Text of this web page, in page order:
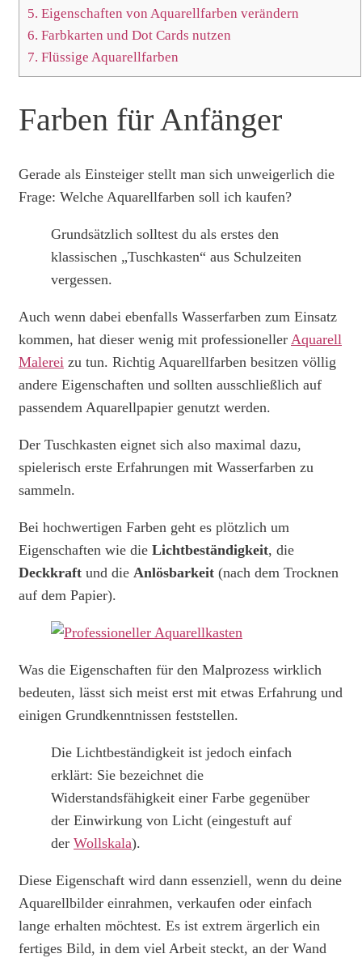
5. Eigenschaften von Aquarellfarben verändern
6. Farbkarten und Dot Cards nutzen
7. Flüssige Aquarellfarben
Farben für Anfänger
Gerade als Einsteiger stellt man sich unweigerlich die
Frage: Welche Aquarellfarben soll ich kaufen?
Grundsätzlich solltest du als erstes den
klassischen „Tuschkasten“ aus Schulzeiten
vergessen.
Auch wenn dabei ebenfalls Wasserfarben zum Einsatz
kommen, hat dieser wenig mit professioneller Aquarell
Malerei zu tun. Richtig Aquarellfarben besitzen völlig
andere Eigenschaften und sollten ausschließlich auf
passendem Aquarellpapier genutzt werden.
Der Tuschkasten eignet sich also maximal dazu,
spielerisch erste Erfahrungen mit Wasserfarben zu
sammeln.
Bei hochwertigen Farben geht es plötzlich um
Eigenschaften wie die Lichtbeständigkeit, die
Deckkraft und die Anlösbarkeit (nach dem Trocknen
auf dem Papier).
Was die Eigenschaften für den Malprozess wirklich
bedeuten, lässt sich meist erst mit etwas Erfahrung und
einigen Grundkenntnissen feststellen.
Die Lichtbeständigkeit ist jedoch einfach
erklärt: Sie bezeichnet die
Widerstandsfähigkeit einer Farbe gegenüber
der Einwirkung von Licht (eingestuft auf
der Wollskala).
Diese Eigenschaft wird dann essenziell, wenn du deine
Aquarellbilder einrahmen, verkaufen oder einfach
lange erhalten möchtest. Es ist extrem ärgerlich ein
fertiges Bild, in dem viel Arbeit steckt, an der Wand